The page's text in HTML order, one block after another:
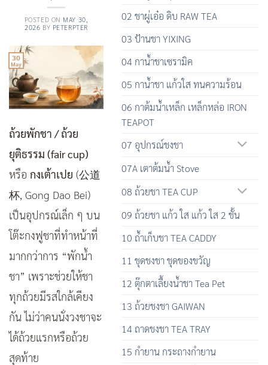
POSTED ON MAY 30,
2026 BY PETERPTER
30
May
ถ้วยพักชา / ถ้วย
ยุติธรรม (fair cup)
หรือ กงเต้าเปย (公道
杯, Gong Dao Bei)
เป็นอุปกรณ์เล็ก ๆ บน
โต๊ะกงฟูชาที่ทำหน้าที่
มากกว่าการ “พักน้ำ
ชา” เพราะช่วยให้ชา
ทุกถ้วยมีรสใกล้เคียง
กัน ไม่ว่าคนนั่งวงชาจะ
ได้ถ้วยแรกหรือถ้วย
สุดท้าย
02 ชาผู่เอ๋อ ดิบ RAW TEA
03 ป้านชา YIXING
04 กาน้ำชาเซรามิค
05 กาน้ำชา แก้วใส ทนความร้อน
06 กาต้มน้ำเหล็ก เหล็กหล่อ IRON
TEAPOT
07 อุปกรณ์ชงชา
07A เตาต้มน้ำ Stove
08 ถ้วยชา TEA CUP
09 ถ้วยชา แก้ว ใส แก้ว ใส 2 ชั้น
10 ถ้ำเก็บชา TEA CADDY
11 ชุดชงชา ชุดของขวัญ
12 ตุ๊กตาเลื้ยงน้ำชา Tea Pet
13 ถ้วยชงชา GAIWAN
14 ถาดชงชา TEA TRAY
15 กำยาน กระถางกำยาน